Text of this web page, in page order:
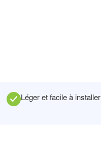
Léger et facile à installer